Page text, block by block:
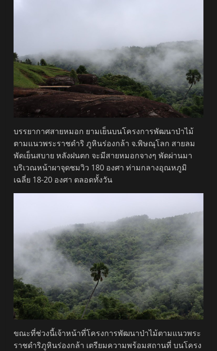
บรรยากาศสายหมอก ยามเย็นบนโครงการพัฒนาป่าไม้
ตามแนวพระราชดำริ ภูหินร่องกล้า จ.พิษณุโลก สายลม
พัดเย็นสบาย หลังฝนตก จะมีสายหมอกจางๆ พัดผ่านมา
บริเวณหน้าผาจุดชมวิว 180 องศา ท่ามกลางอุณหภูมิ
เฉลี่ย 18-20 องศา ตลอดทั้งวัน
ขณะที่ช่วงนี้เจ้าหน้าที่โครงการพัฒนาป่าไม้ตามแนวพระ
ราชดำริภูหินร่องกล้า เตรียมความพร้อมสถานที่ บนโครง